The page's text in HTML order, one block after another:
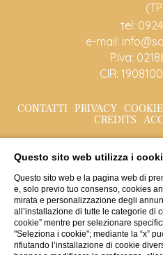
tel:
e-mail:
P.Iva:
CIR:
CONTATTI PRIVACY
CREDITS
Questo sito web utilizza i
Questo sito web e la pagina web di
e, solo previo tuo consenso, cookies
mirata e personalizzazione degli
all’installazione di tutte le categorie di
cookie” mentre per selezionare
"Seleziona i cookie"; mediante la “x”
rifiutando l’installazione di cookie